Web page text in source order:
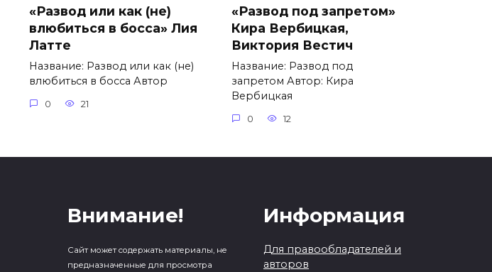
«Развод или как (не)
влюбиться в босса» Лия
Латте
Название: Развод или как (не)
влюбиться в босса Автор
0 21
«Развод под запретом»
Кира Вербицкая,
Виктория Вестич
Название: Развод под
запретом Автор: Кира
Вербицкая
0 12
Внимание!
Сайт может содержать материалы, не
предназначенные для просмотра
Информация
Для правообладателей и
авторов